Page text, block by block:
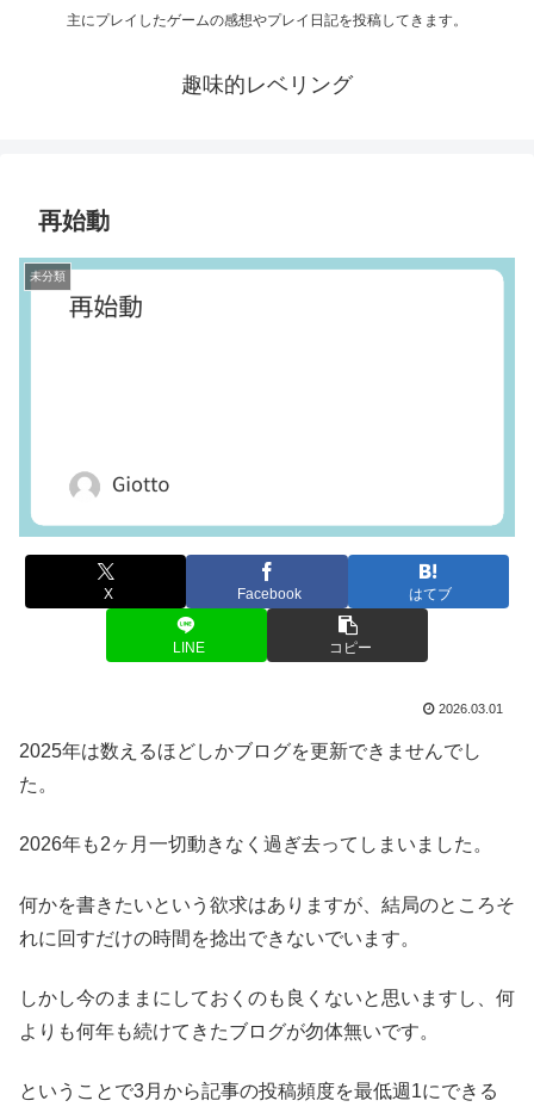
主にプレイしたゲームの感想やプレイ日記を投稿してきます。
趣味的レベリング
再始動
未分類
X Facebook はてブ
LINE コピー
2026.03.01
2025年は数えるほどしかブログを更新できませんでし
た。
2026年も2ヶ月一切動きなく過ぎ去ってしまいました。
何かを書きたいという欲求はありますが、結局のところそ
れに回すだけの時間を捻出できないでいます。
しかし今のままにしておくのも良くないと思いますし、何
よりも何年も続けてきたブログが勿体無いです。
ということで3月から記事の投稿頻度を最低週1にできる